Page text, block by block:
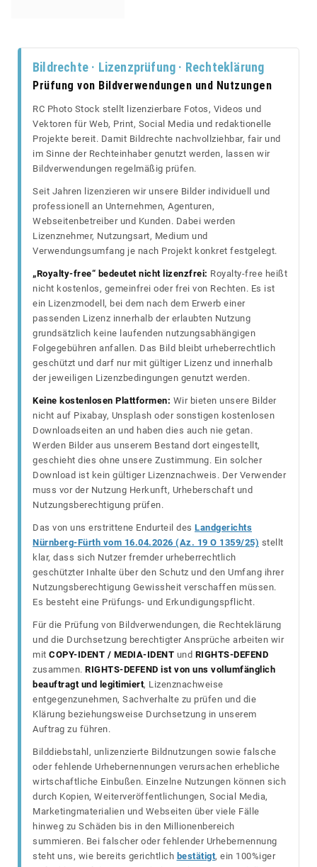
Bildrechte · Lizenzprüfung · Rechteklärung
Prüfung von Bildverwendungen und Nutzungen
RC Photo Stock stellt lizenzierbare Fotos, Videos und
Vektoren für Web, Print, Social Media und redaktionelle
Projekte bereit. Damit Bildrechte nachvollziehbar, fair und
im Sinne der Rechteinhaber genutzt werden, lassen wir
Bildverwendungen regelmäßig prüfen.
Seit Jahren lizenzieren wir unsere Bilder individuell und
professionell an Unternehmen, Agenturen,
Webseitenbetreiber und Kunden. Dabei werden
Lizenznehmer, Nutzungsart, Medium und
Verwendungsumfang je nach Projekt konkret festgelegt.
„Royalty-free“ bedeutet nicht lizenzfrei: Royalty-free heißt
nicht kostenlos, gemeinfrei oder frei von Rechten. Es ist
ein Lizenzmodell, bei dem nach dem Erwerb einer
passenden Lizenz innerhalb der erlaubten Nutzung
grundsätzlich keine laufenden nutzungsabhängigen
Folgegebühren anfallen. Das Bild bleibt urheberrechtlich
geschützt und darf nur mit gültiger Lizenz und innerhalb
der jeweiligen Lizenzbedingungen genutzt werden.
Keine kostenlosen Plattformen: Wir bieten unsere Bilder
nicht auf Pixabay, Unsplash oder sonstigen kostenlosen
Downloadseiten an und haben dies auch nie getan.
Werden Bilder aus unserem Bestand dort eingestellt,
geschieht dies ohne unsere Zustimmung. Ein solcher
Download ist kein gültiger Lizenznachweis. Der Verwender
muss vor der Nutzung Herkunft, Urheberschaft und
Nutzungsberechtigung prüfen.
Das von uns erstrittene Endurteil des Landgerichts
Nürnberg-Fürth vom 16.04.2026 (Az. 19 O 1359/25) stellt
klar, dass sich Nutzer fremder urheberrechtlich
geschützter Inhalte über den Schutz und den Umfang ihrer
Nutzungsberechtigung Gewissheit verschaffen müssen.
Es besteht eine Prüfungs- und Erkundigungspflicht.
Für die Prüfung von Bildverwendungen, die Rechteklärung
und die Durchsetzung berechtigter Ansprüche arbeiten wir
mit COPY-IDENT / MEDIA-IDENT und RIGHTS-DEFEND
zusammen. RIGHTS-DEFEND ist von uns vollumfänglich
beauftragt und legitimiert, Lizenznachweise
entgegenzunehmen, Sachverhalte zu prüfen und die
Klärung beziehungsweise Durchsetzung in unserem
Auftrag zu führen.
Bilddiebstahl, unlizenzierte Bildnutzungen sowie falsche
oder fehlende Urhebernennungen verursachen erhebliche
wirtschaftliche Einbußen. Einzelne Nutzungen können sich
durch Kopien, Weiterveröffentlichungen, Social Media,
Marketingmaterialien und Webseiten über viele Fälle
hinweg zu Schäden bis in den Millionenbereich
summieren. Bei falscher oder fehlender Urhebernennung
steht uns, wie bereits gerichtlich bestätigt, ein 100%iger